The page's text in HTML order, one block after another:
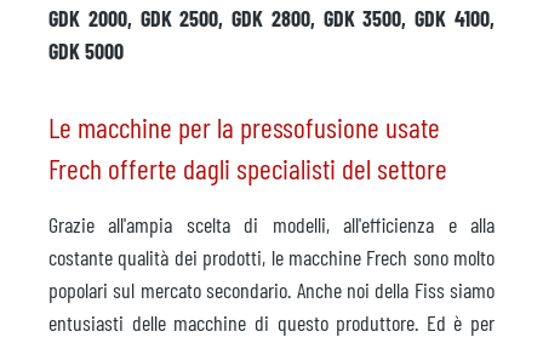
GDK 2000, GDK 2500, GDK 2800, GDK 3500, GDK 4100,
GDK 5000
Le macchine per la pressofusione usate
Frech offerte dagli specialisti del settore
Grazie all'ampia scelta di modelli, all'efficienza e alla
costante qualità dei prodotti, le macchine Frech sono molto
popolari sul mercato secondario. Anche noi della Fiss siamo
entusiasti delle macchine di questo produttore. Ed è per